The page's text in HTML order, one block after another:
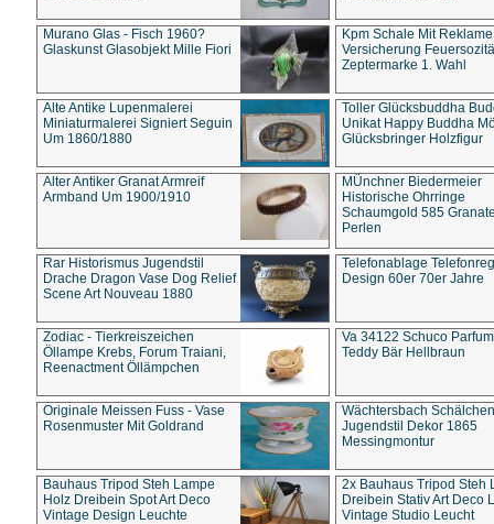
Murano Glas - Fisch 1960?
Glaskunst Glasobjekt Mille Fiori
Kpm Schale Mit Reklame
Versicherung
Zeptermarke 1. Wahl
Alte Antike Lupenmalerei
Miniaturmalerei Signiert Seguin
Um 1860/1880
Toller Glücksbuddha
Unikat Happy Buddha
Glücksbringer Holzfigur
Alter Antiker Granat Armreif
Armband Um 1900/1910
MÜnchner Biedermeier
Historische Ohrringe
Schaumgold 585
Perlen
Rar Historismus Jugendstil
Drache Dragon Vase Dog Relief
Scene Art Nouveau 1880
Telefonablage
Design 60er 70er Jahre
Zodiac - Tierkreiszeichen
Öllampe Krebs, Forum Traiani,
Reenactment Öllämpchen
Va 34122 Schuco
Teddy Bär Hellbraun
Originale Meissen Fuss - Vase
Rosenmuster Mit Goldrand
Wächtersbach Schälchen
Jugendstil Dekor 1865
Messingmontur
Bauhaus Tripod Steh Lampe
Holz Dreibein Spot Art Deco
Vintage Design Leuchte
2x Bauhaus Tripod Steh
Dreibein Stativ Art Deco
Vintage Studio Leucht